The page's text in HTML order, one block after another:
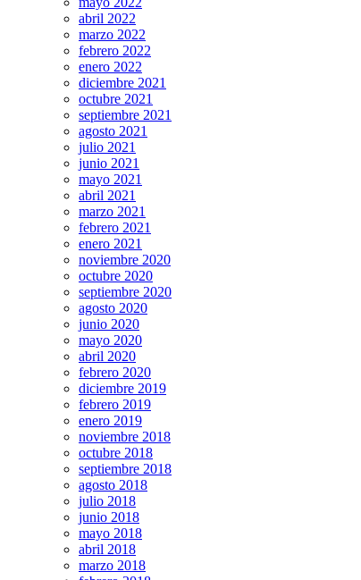
abril 2022
marzo 2022
febrero 2022
enero 2022
diciembre 2021
octubre 2021
septiembre 2021
agosto 2021
julio 2021
junio 2021
mayo 2021
abril 2021
marzo 2021
febrero 2021
enero 2021
noviembre 2020
octubre 2020
septiembre 2020
agosto 2020
junio 2020
mayo 2020
abril 2020
febrero 2020
diciembre 2019
febrero 2019
enero 2019
noviembre 2018
octubre 2018
septiembre 2018
agosto 2018
julio 2018
junio 2018
mayo 2018
abril 2018
marzo 2018